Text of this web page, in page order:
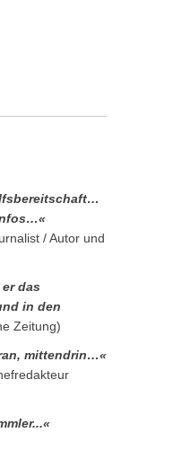
/ Autor und
das
in den
Zeitung)
mittendrin…«